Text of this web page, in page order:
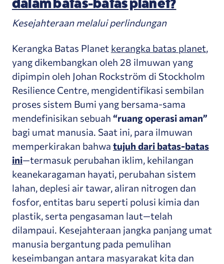
dalam batas-batas planet?
Kesejahteraan melalui perlindungan
Kerangka Batas Planet kerangka batas planet,
yang dikembangkan oleh 28 ilmuwan yang
dipimpin oleh Johan Rockström di Stockholm
Resilience Centre, mengidentifikasi sembilan
proses sistem Bumi yang bersama-sama
mendefinisikan sebuah “ruang operasi aman”
bagi umat manusia. Saat ini, para ilmuwan
memperkirakan bahwa tujuh dari batas-batas
ini—termasuk perubahan iklim, kehilangan
keanekaragaman hayati, perubahan sistem
lahan, deplesi air tawar, aliran nitrogen dan
fosfor, entitas baru seperti polusi kimia dan
plastik, serta pengasaman laut—telah
dilampaui. Kesejahteraan jangka panjang umat
manusia bergantung pada pemulihan
keseimbangan antara masyarakat kita dan